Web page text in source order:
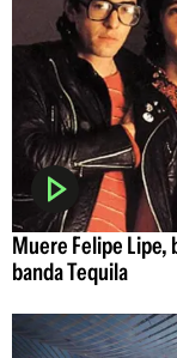
Muere Felipe
banda Tequila